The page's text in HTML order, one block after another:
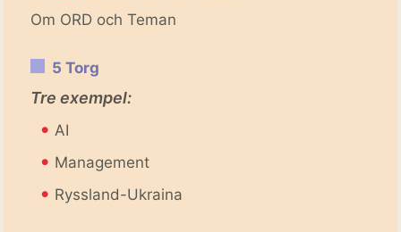
Om ORD och Teman
5 Torg
Tre exempel:
• AI
• Management
• Ryssland-Ukraina